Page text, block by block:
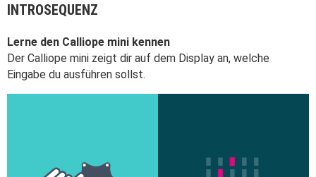
INTROSEQUENZ
Lerne den Calliope mini kennen
Der Calliope mini zeigt dir auf dem Display an, welche
Eingabe du ausführen sollst.